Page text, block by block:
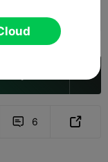
 6 